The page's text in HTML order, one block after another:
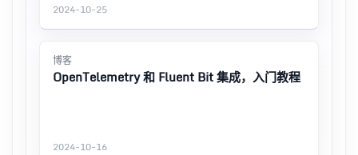
2024-10-25
博客
OpenTelemetry 和 Fluent Bit 集成，入门教程
2024-10-16